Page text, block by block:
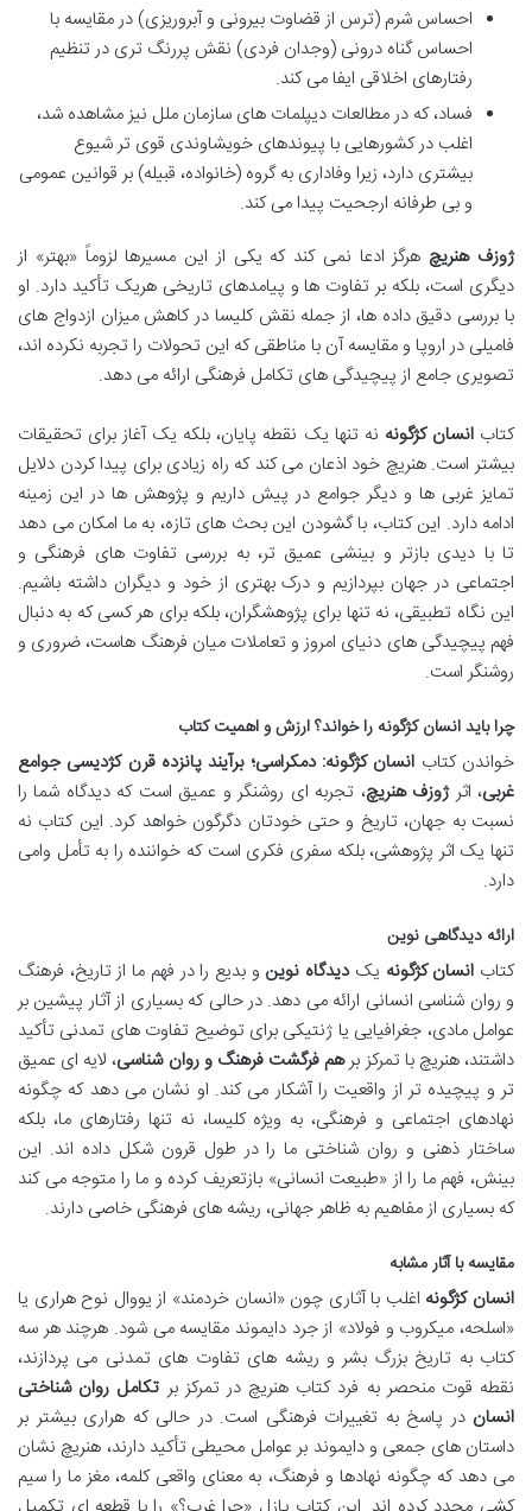
احساس شرم (ترس از قضاوت بیرونی و آبروریزی) در مقایسه با
احساس گناه درونی (وجدان فردی) نقش پررنگ تری در تنظیم
رفتارهای اخلاقی ایفا می کند.
فساد، که در مطالعات دیپلمات های سازمان ملل نیز مشاهده شد،
اغلب در کشورهایی با پیوندهای خویشاوندی قوی تر شیوع
بیشتری دارد، زیرا وفاداری به گروه (خانواده، قبیله) بر قوانین عمومی
و بی طرفانه ارجحیت پیدا می کند.
ژوزف هنریچ هرگز ادعا نمی کند که یکی از این مسیرها لزوماً «بهتر» از
دیگری است، بلکه بر تفاوت ها و پیامدهای تاریخی هریک تأکید دارد. او
با بررسی دقیق داده ها، از جمله نقش کلیسا در کاهش میزان ازدواج های
فامیلی در اروپا و مقایسه آن با مناطقی که این تحولات را تجربه نکرده اند،
تصویری جامع از پیچیدگی های تکامل فرهنگی ارائه می دهد.
کتابانسان کژگونه نه تنها یک نقطه پایان، بلکه یک آغاز برای تحقیقات
بیشتر است. هنریچ خود اذعان می کند که راه زیادی برای پیدا کردن دلایل
تمایز غربی ها و دیگر جوامع در پیش داریم و پژوهش ها در این زمینه
ادامه دارد. این کتاب، با گشودن این بحث های تازه، به ما امکان می دهد
تا با دیدی بازتر و بینشی عمیق تر، به بررسی تفاوت های فرهنگی و
اجتماعی در جهان بپردازیم و درک بهتری از خود و دیگران داشته باشیم.
این نگاه تطبیقی، نه تنها برای پژوهشگران، بلکه برای هر کسی که به دنبال
فهم پیچیدگی های دنیای امروز و تعاملات میان فرهنگ هاست، ضروری و
روشنگر است.
چرا باید انسان کژگونه را خواند؟ ارزش و اهمیت کتاب
خواندن کتاب انسان کژگونه: دمکراسی؛ برآیند پانزده قرن کژدیسی جوامع
غربی، اثرژوزف هنریچ، تجربه ای روشنگر و عمیق است که دیدگاه شما را
نسبت به جهان، تاریخ و حتی خودتان دگرگون خواهد کرد. این کتاب نه
تنها یک اثر پژوهشی، بلکه سفری فکری است که خواننده را به تأمل وامی
دارد.
ارائه دیدگاهی نوین
کتاب انسان کژگونه یکدیدگاه نوین و بدیع را در فهم ما از تاریخ، فرهنگ
و روان شناسی انسانی ارائه می دهد. در حالی که بسیاری از آثار پیشین بر
عوامل مادی، جغرافیایی یا ژنتیکی برای توضیح تفاوت های تمدنی تأکید
داشتند، هنریچ با تمرکز برهم فرگشت فرهنگ و روان شناسی، لایه ای عمیق
تر و پیچیده تر از واقعیت را آشکار می کند. او نشان می دهد که چگونه
نهادهای اجتماعی و فرهنگی، به ویژه کلیسا، نه تنها رفتارهای ما، بلکه
ساختار ذهنی و روان شناختی ما را در طول قرون شکل داده اند. این
بینش، فهم ما را از «طبیعت انسانی» بازتعریف کرده و ما را متوجه می کند
که بسیاری از مفاهیم به ظاهر جهانی، ریشه های فرهنگی خاصی دارند.
مقایسه با آثار مشابه
انسان کژگونه اغلب با آثاری چون «انسان خردمند» از یووال نوح هراری یا
«اسلحه، میکروب و فولاد» از جرد دایموند مقایسه می شود. هرچند هر سه
کتاب به تاریخ بزرگ بشر و ریشه های تفاوت های تمدنی می پردازند،
نقطه قوت منحصر به فرد کتاب هنریچ در تمرکز بر تکامل روان شناختی
انسان در پاسخ به تغییرات فرهنگی است. در حالی که هراری بیشتر بر
داستان های جمعی و دایموند بر عوامل محیطی تأکید دارند، هنریچ نشان
می دهد که چگونه نهادها و فرهنگ، به معنای واقعی کلمه، مغز ما را سیم